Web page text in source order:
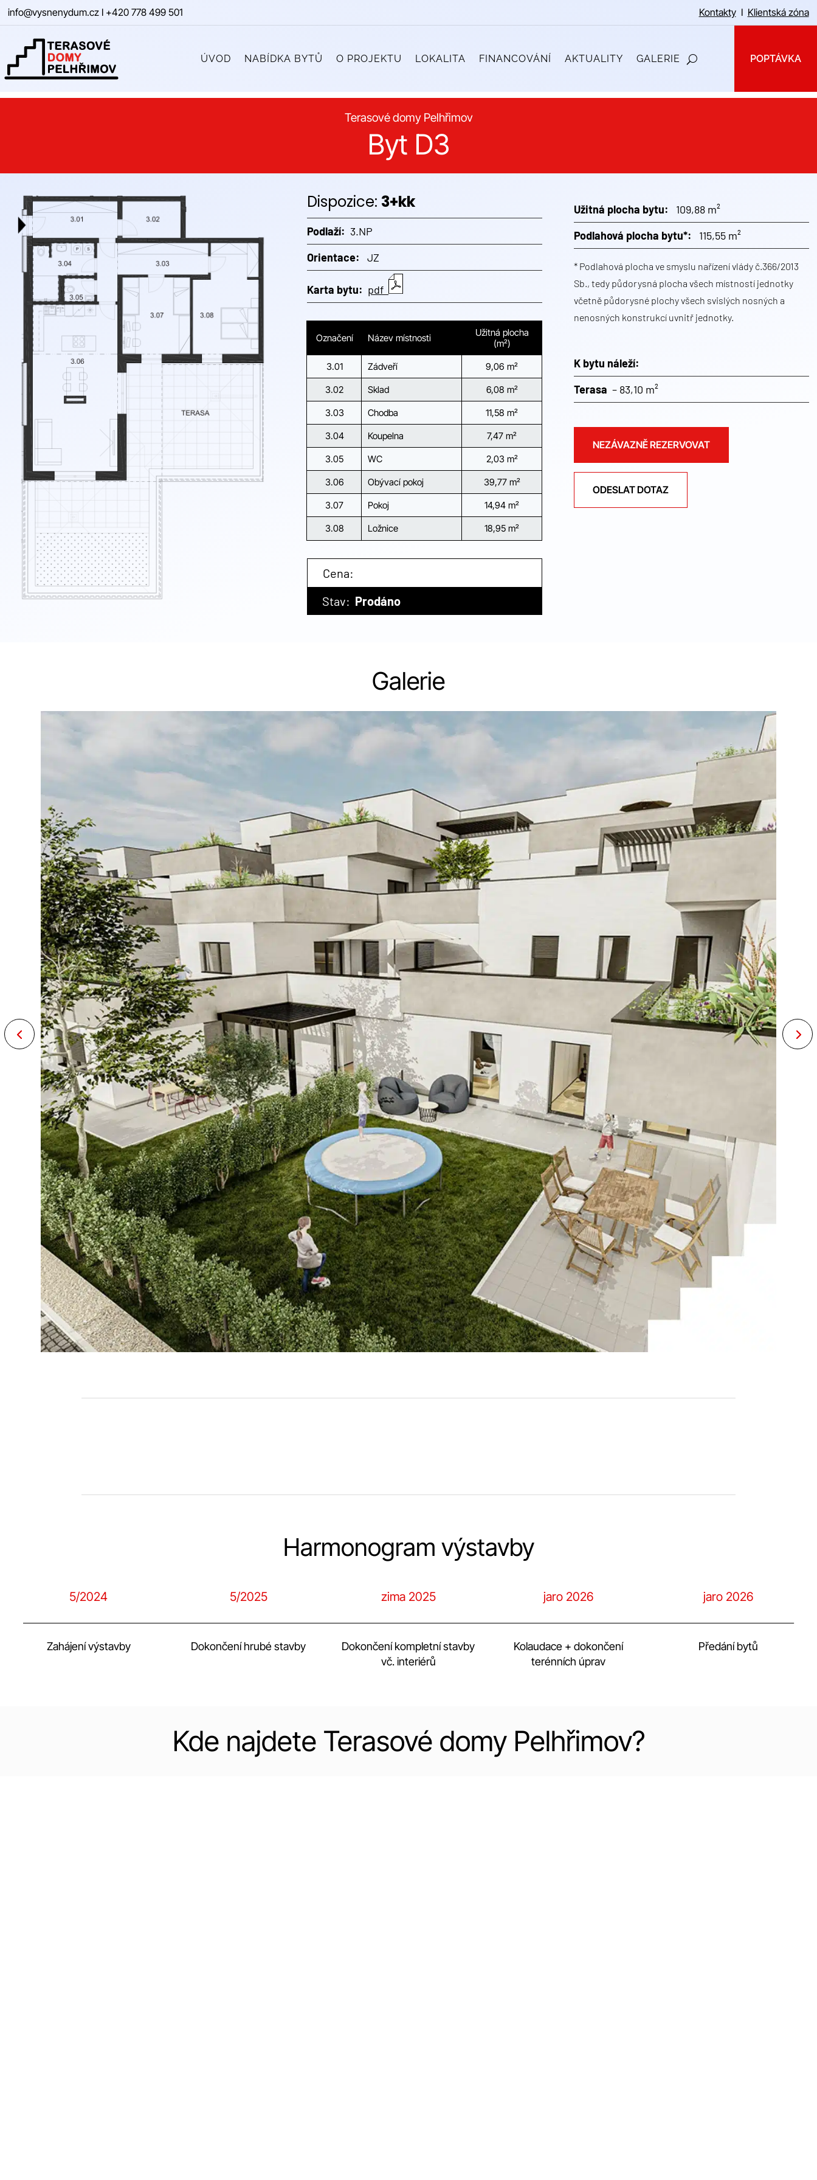
info@vysnenydum.cz I +420 778 499 501 KontaktyI Klientská zóna
ÚVOD NABÍDKA BYTŮ O PROJEKTU LOKALITA FINANCOVÁNÍ AKTUALITY GALERIE POPTÁVKA
Terasové domy Pelhřimov
Byt D3
Dispozice: 3+kk
Podlaží: 3.NP
Orientace: JZ
Karta bytu: pdf
Označení Název místnosti
Užitná plocha
(m²)
3.01
Zádveří
9,06 m²
3.02
Sklad
6,08 m²
3.03
Chodba
11,58 m²
3.04
Koupelna
7,47 m²
3.05
WC
2,03 m²
3.06
Obývací pokoj
39,77 m²
3.07
Pokoj
14,94 m²
3.08
Ložnice 18,95 m²
Cena:
Stav: Prodáno
Užitná plocha bytu: 109,88 m²
Podlahová plocha bytu*: 115,55 m²
* Podlahová plocha ve smyslu nařízení vlády č.366/2013
Sb., tedy půdorysná plocha všech místností jednotky
včetně půdorysné plochy všech svislých nosných a
nenosných konstrukcí uvnitř jednotky.
K bytu náleží:
Terasa – 83,10 m²
NEZÁVAZNĚ REZERVOVAT
ODESLAT DOTAZ
Galerie
Harmonogram výstavby
5/2024
Zahájení výstavby
5/2025
Dokončení hrubé stavby
zima 2025
Dokončení kompletní stavby
vč. interiérů
jaro 2026
Kolaudace + dokončení
terénních úprav
jaro 2026
Předání bytů
Kde najdete Terasové domy Pelhřimov?